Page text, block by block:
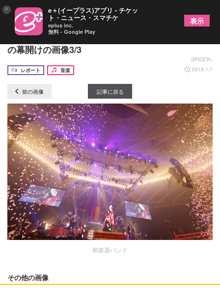
和楽器バンド、1万人熱狂の初武道館ライブで新年
の幕開けの画像3/3
SPICER+
レポート
音楽 2016.1.7
前の画像 記事に戻る
和楽器バンド
その他の画像
× e＋(イープラス)アプリ - チケッ
ト・ニュース・スマチケ
eplus inc.
無料 - Google Play
表示